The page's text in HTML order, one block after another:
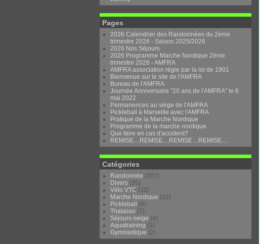
Pages
2026 Calendrier des Randonnées du 2ème
trimestre 2026 - Saison 2025/2026
2026 Nos Séjours
2026 Programme Marche Nordique 2ème
trimestre 2026 - AMFRA
AMFRA association régie par la loi de 1901
Bienvenue sur le site de l'AMFRA
Bureau de l'AMFRA
Journée Anniversaire "20 ans de l'AMFRA" le 6
mai 2022
Permanences au siège de l'AMFRA
Pickleball à Marseille avec l'AMFRA
Pratique de la Marche Nordique
Programme de la marche nordique
Que faire en cas d'accident?
REMISE....REMISE....REMISE....REMISE....
Catégories
Randonnée (307)
Divers (35)
Vélo VTC (32)
Marche Nordique (22)
Pickleball
(8)
Thalasso (7)
Séjours neige (4)
Aquatraining (3)
Gymnastique (2)